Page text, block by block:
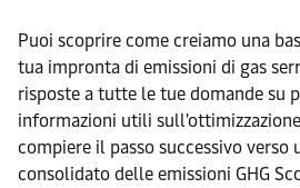
Puoi scoprire come creiamo una
tua impronta di emissioni di gas
risposte a tutte le tue domande su
informazioni utili
compiere il passo successivo verso
consolidato delle emissioni GHG